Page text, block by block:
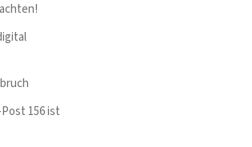
156 ist